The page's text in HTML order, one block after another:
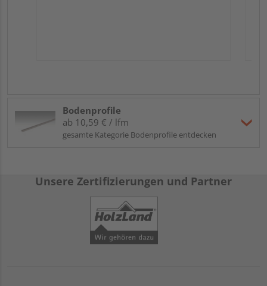
Bodenprofile
ab 10,59 € / lfm
gesamte Kategorie Bodenprofile entdecken
Unsere Zertifizierungen und Partner